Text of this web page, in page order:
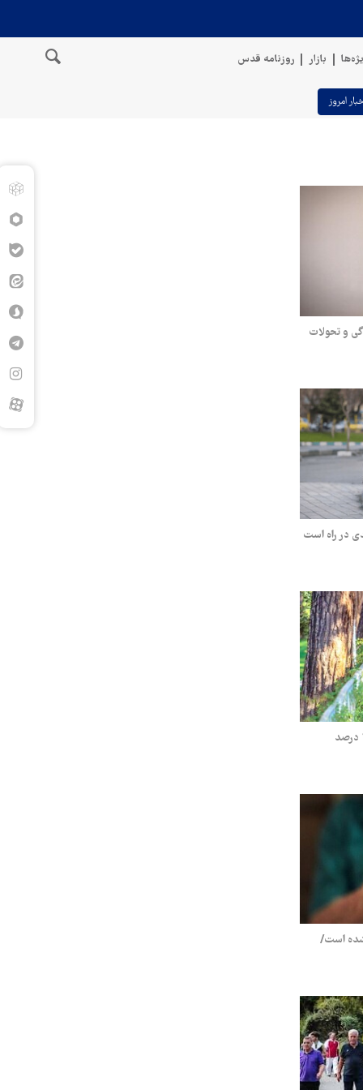
بازار روزنامه قدس
امروز
و تحولات
در راه است
آمارهای جدید از سالمندی؛ ایران از مرز ۱۴ درصد
شده است/